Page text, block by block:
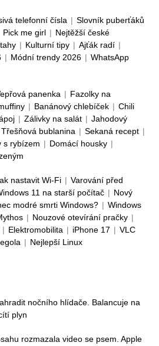
telefonní čísla | Slovník puberťáků
Pick me girl | Nejtěžší české
| Kulturní tipy | Ajťák radí |
| Módní trendy 2026 | WhatsApp
panenka | Fazolky na
| Banánový chlebíček | Chili
| Zálivky na salát | Jahodový
Třešňová bublanina | Sekaná recept |
s rybízem | Domácí housky |
nastavit Wi-Fi | Varování před
11 na starší počítač | Nový
modré smrti Windows? | Windows
| Nouzové otevírání pračky |
| Elektromobilita | iPhone 17 | VLC
| Nejlepší Linux
nočního hlídače. Balancuje na
plyn
rozmazala video se psem. Apple